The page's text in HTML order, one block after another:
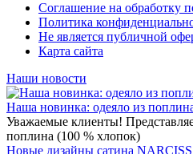
Соглашение на обработку
Политика
Не является публичной
Карта сайта
Наши новости
Наша новинка: одеяло из
Уважаемые клиенты!
поплина (100 % хлопок)
Новые дизайны сатина